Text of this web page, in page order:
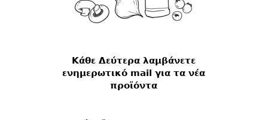
Κάθε Δεύτερα λαμβάνετε
ενημερωτικό mail για τα νέα
προϊόντα